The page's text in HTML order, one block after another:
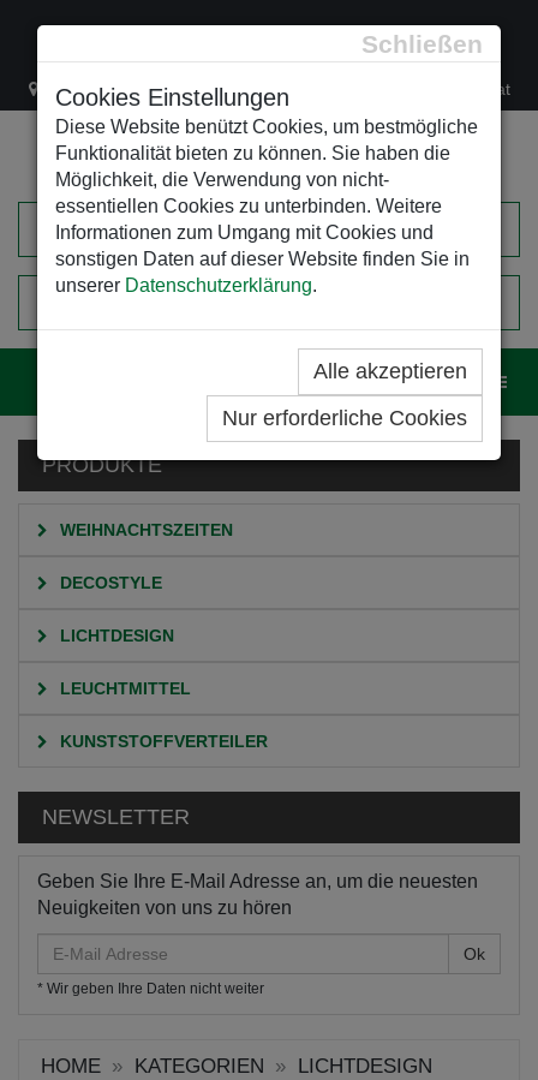
Schließen
Cookies Einstellungen
Diese Website benützt Cookies, um bestmögliche
Funktionalität bieten zu können. Sie haben die
Möglichkeit, die Verwendung von nicht-
essentiellen Cookies zu unterbinden. Weitere
Informationen zum Umgang mit Cookies und
sonstigen Daten auf dieser Website finden Sie in
unserer Datenschutzerklärung.
Alle akzeptieren
Nur erforderliche Cookies
Lacknergasse 78 +43/1/470 37 00 office@leso.at
EINKAUFSWAGEN
PRODUKTE
WEIHNACHTSZEITEN
DECOSTYLE
LICHTDESIGN
LEUCHTMITTEL
KUNSTSTOFFVERTEILER
NEWSLETTER
Geben Sie Ihre E-Mail Adresse an, um die neuesten
Neuigkeiten von uns zu hören
Mail
Adresse
* Wir geben Ihre Daten nicht weiter
HOME KATEGORIEN
LICHTDESIGN